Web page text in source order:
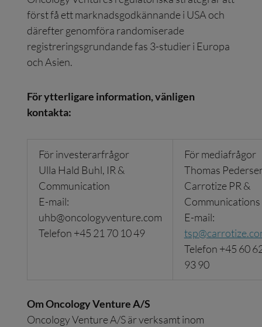
först få ett marknadsgodkännande i USA och
därefter genomföra randomiserade
registreringsgrundande fas 3-studier i Europa
och Asien.
För ytterligare information, vänligen
kontakta:
För investerarfrågor
Ulla Hald Buhl, IR &
Communication
E-mail:
uhb@oncologyventure.com
Telefon +45 21 70 10 49
För mediafrågor
Thomas
Carrotize PR &
Communications
E-mail:
Telefon +45 60
93 90
Om Oncology Venture A/S
Oncology Venture A/S är verksamt inom